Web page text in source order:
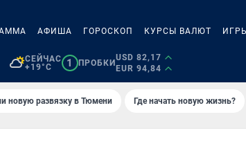
АФИША ГОРОСКОП КУРСЫ ВАЛЮТ
СЕЙЧАС
+19°C
1 ПРОБКИ
USD 82,17
EUR 94,84
новую развязку в Тюмени Где начать новую жизнь?